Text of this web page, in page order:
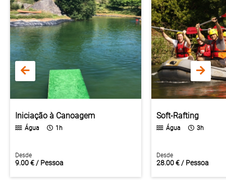
Iniciação à Canoagem
Água 1h
Desde
9.00 € / Pessoa
Soft-Rafting
Água 3h
Desde
28.00 € / Pessoa